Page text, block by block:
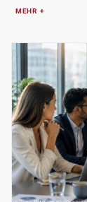
MEHR +